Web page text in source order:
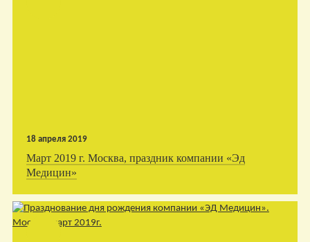
18 апреля 2019
Март 2019 г. Москва, праздник компании «Эд
Медицин»